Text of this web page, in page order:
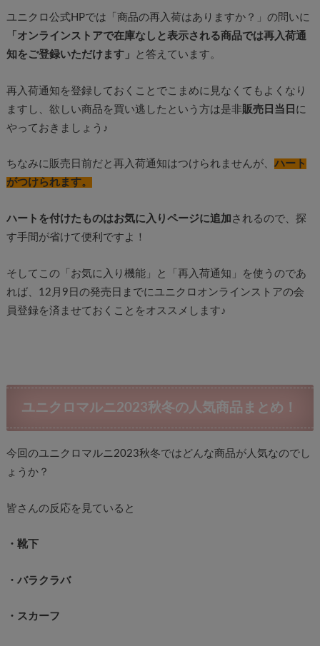
ユニクロ公式HPでは「商品の再入荷はありますか？」の問いに
「オンラインストアで在庫なしと表示される商品では再入荷通
知をご登録いただけます」
と答えています。
再入荷通知を登録しておくことでこまめに見なくてもよくなり
ますし、欲しい商品を買い逃したという方は是非 販売日当日 に
やっておきましょう♪
ちなみに販売日前だと再入荷通知はつけられませんが、 ハート
がつけられます。
ハートを付けたものはお気に入りページに追加 されるので、探
す手間が省けて便利ですよ！
そしてこの「お気に入り機能」と「再入荷通知」を使うのであ
れば、12月9日の発売日までにユニクロオンラインストアの会
員登録を済ませておくことをオススメします♪
ユニクロマルニ2023秋冬の人気商品まとめ！
今回のユニクロマルニ2023秋冬ではどんな商品が人気なのでし
ょうか？
皆さんの反応を見ていると
・靴下
・バラクラバ
・スカーフ